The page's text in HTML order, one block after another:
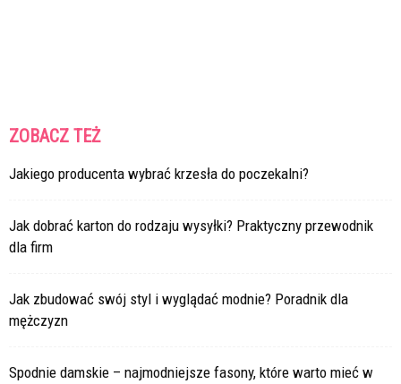
ZOBACZ TEŻ
Jakiego producenta wybrać krzesła do poczekalni?
Jak dobrać karton do rodzaju wysyłki? Praktyczny przewodnik
dla firm
Jak zbudować swój styl i wyglądać modnie? Poradnik dla
mężczyzn
Spodnie damskie – najmodniejsze fasony, które warto mieć w